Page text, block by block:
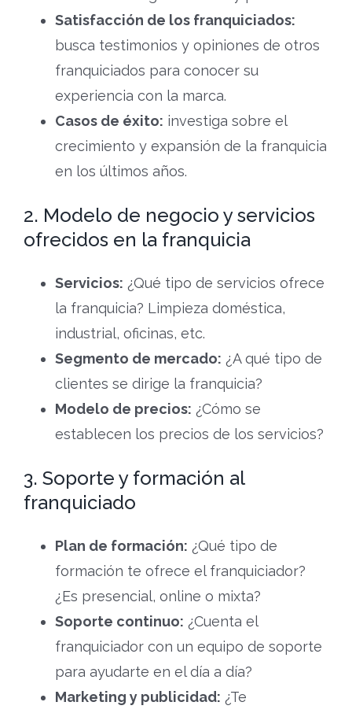
Satisfacción de los franquiciados:
busca testimonios y opiniones de otros
franquiciados para conocer su
experiencia con la marca.
Casos de éxito: investiga sobre el
crecimiento y expansión de la franquicia
en los últimos años.
2. Modelo de negocio y servicios
ofrecidos en la franquicia
Servicios: ¿Qué tipo de servicios ofrece
la franquicia? Limpieza doméstica,
industrial, oficinas, etc.
Segmento de mercado: ¿A qué tipo de
clientes se dirige la franquicia?
Modelo de precios: ¿Cómo se
establecen los precios de los servicios?
3. Soporte y formación al
franquiciado
Plan de formación: ¿Qué tipo de
formación te ofrece el franquiciador?
¿Es presencial, online o mixta?
Soporte continuo: ¿Cuenta el
franquiciador con un equipo de soporte
para ayudarte en el día a día?
Marketing y publicidad: ¿Te